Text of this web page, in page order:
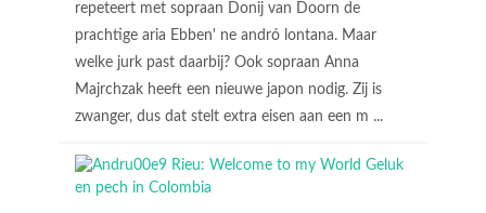
repeteert met sopraan Donij van Doorn de
prachtige aria Ebben' ne andró lontana. Maar
welke jurk past daarbij? Ook sopraan Anna
Majrchzak heeft een nieuwe japon nodig. Zij is
zwanger, dus dat stelt extra eisen aan een m ...